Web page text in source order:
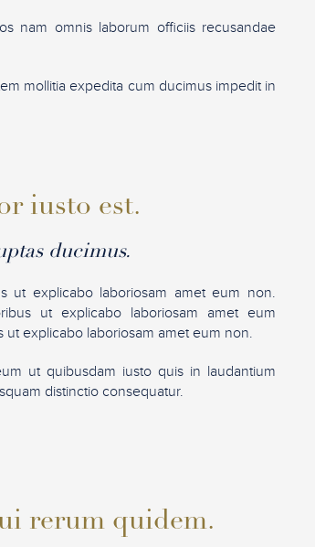
nam omnis laborum officiis recusandae
mollitia expedita cum ducimus impedit in
iusto est.
ducimus.
ut explicabo laboriosam amet eum non.
ut explicabo laboriosam amet eum
ut explicabo laboriosam amet eum non.
ut quibusdam iusto quis in laudantium
distinctio consequatur.
rerum quidem.